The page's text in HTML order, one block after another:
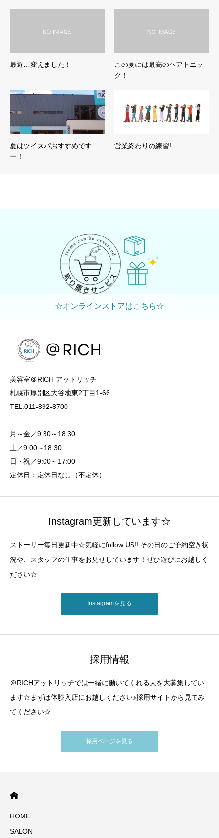
最近…変えました！
この夏には最高のヘアトニッ
ク！
夏はツイスパおすすめです
ー！
営業終わりの練習!
☆オンラインストアはこちら☆
美容室＠RICH アットリッチ
札幌市厚別区大谷地東2丁目1-66
TEL:011-892-8700
月～金／9:30～18:30
土／9:00～18:30
日・祝／9:00～17:00
定休日：定休日なし（不定休）
Instagram更新しています☆
ストーリー毎日更新中☆気軽にfollow US!! その日のご予約空き状
況や、スタッフの仕事をお見せしています！ぜひ遊びにお越しく
ださい☆
Instagramを見る
採用情報
＠RICHアットリッチでは一緒に働いてくれる人を大募集してい
ます☆まずは体験入店にお越しください♪採用サイトから見てみ
てください☆
採用ページを見る
HOME
SALON